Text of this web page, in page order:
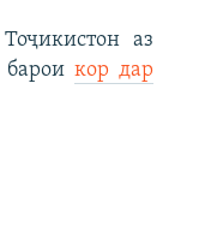
аз
бароикор дар